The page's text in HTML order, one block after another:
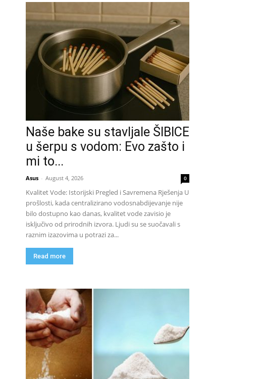
Naše bake su stavljale ŠIBICE
u šerpu s vodom: Evo zašto i
mi to...
Asus - August 4, 2026 0
Kvalitet Vode: Istorijski Pregled i Savremena Rješenja U
prošlosti, kada centralizirano vodosnabdijevanje nije
bilo dostupno kao danas, kvalitet vode zavisio je
isključivo od prirodnih izvora. Ljudi su se suočavali s
raznim izazovima u potrazi za...
Read more